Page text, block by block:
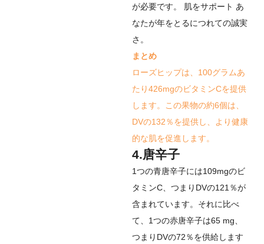
が必要です。
肌をサポート あ
なたが年をとるにつれての誠実
さ。
まとめ
ローズヒップは、100グラムあ
たり426mgのビタミンCを提供
します。この果物の約6個は、
DVの132％を提供し、より健康
的な肌を促進します。
4.唐辛子
1つの青唐辛子には109mgのビ
タミンC、つまりDVの121％が
含まれています。それに比べ
て、1つの赤唐辛子は65 mg、
つまりDVの72％を供給します